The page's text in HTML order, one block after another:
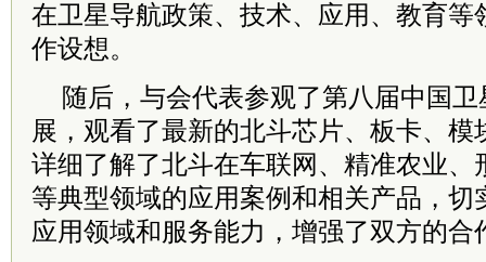
在卫星导航政策、技术、应用、教育等
作设想。
随后，与会代表参观了第八届中国
展，观看了最新的北斗芯片、板卡、模
详细了解了北斗在车联网、精准农业、
等典型领域的应用案例和相关产品，切
应用领域和服务能力，增强了双方的合